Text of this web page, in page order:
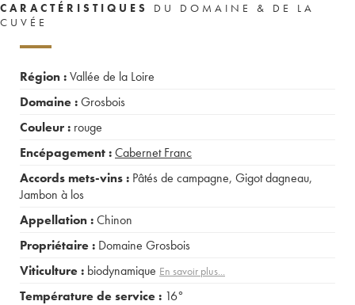
CARACTÉRISTIQUES
DU DOMAINE & DE LA
CUVÉE
Région :Vallée de la Loire
Domaine :Grosbois
Couleur : rouge
Encépagement :Cabernet Franc
Accords mets-vins : Pâtés de campagne, Gigot dagneau,
Jambon à los
Appellation :Chinon
Propriétaire : Domaine Grosbois
Viticulture : biodynamique En savoir plus...
Température de service : 16°